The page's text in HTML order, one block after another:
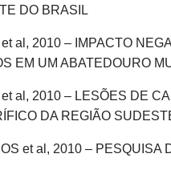
DO BRASIL
et al, 2010 – IMPACTO
EM UM ABATEDOURO
et al, 2010 – LESÕES DE
DA REGIÃO
et al, 2010 – PESQUISA